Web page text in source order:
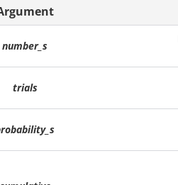
number_s
trials